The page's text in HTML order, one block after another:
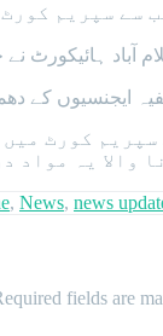
سے سپریم
آباد ہائیکورٹ
ایجنسیوں کے
کورٹ
والا یہ مواد
, News, news
fields are